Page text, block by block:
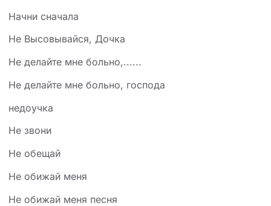
Начни сначала
Не Высовывайся, Дочка
Не делайте мне больно,......
Не делайте мне больно, господа
недоучка
Не звони
Не обещай
Не обижай меня
Не обижай меня песня